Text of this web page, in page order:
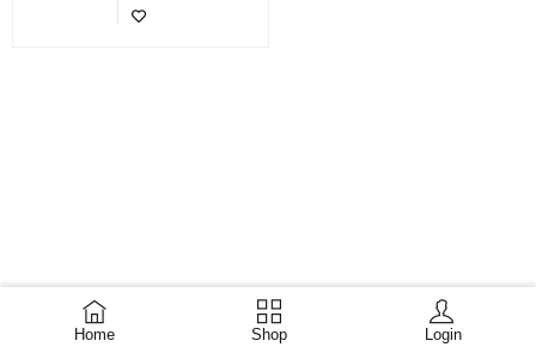
Home Shop Login